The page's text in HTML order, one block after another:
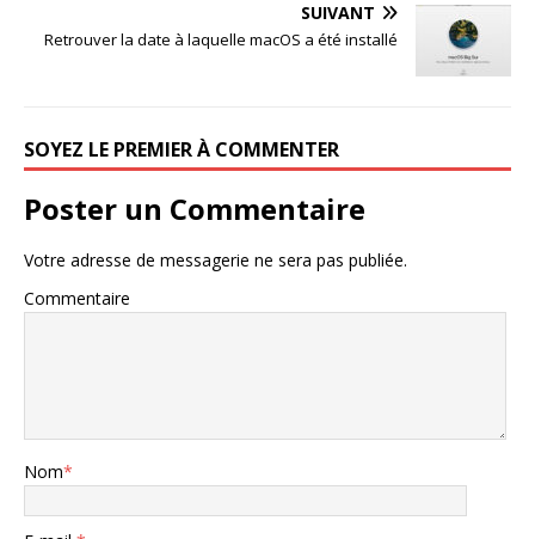
SUIVANT
Retrouver la date à laquelle macOS a été installé
SOYEZ LE PREMIER À COMMENTER
Poster un Commentaire
Votre adresse de messagerie ne sera pas publiée.
Commentaire
Nom*